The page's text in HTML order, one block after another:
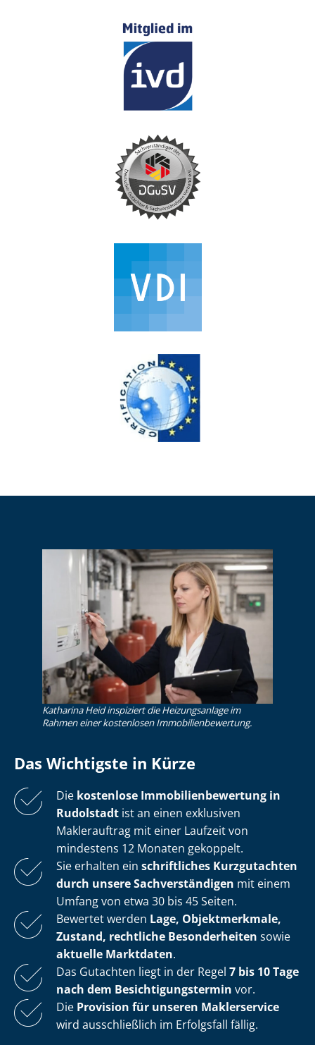
Katharina Heid inspiziert die Heizungsanlage im
Rahmen einer kostenlosen Im­mo­bi­li­en­be­wer­tung.
Das Wichtigste in Kürze
Die kostenlose Im­mo­bi­li­en­be­wer­tung in
Rudolstadt ist an einen exklusiven
Maklerauftrag mit einer Laufzeit von
mindestens 12 Monaten gekoppelt.
Sie erhalten ein schriftliches Kurzgutachten
durch unsere Sach­ver­stän­di­gen mit einem
Umfang von etwa 30 bis 45 Seiten.
Bewertet werden Lage, Objektmerkmale,
Zustand, rechtliche Besonderheiten sowie
aktuelle Marktdaten.
Das Gutachten liegt in der Regel 7 bis 10 Tage
nach dem Be­sich­ti­gungs­ter­min vor.
Die Provision für unseren Maklerservice
wird ausschließlich im Erfolgsfall fällig.